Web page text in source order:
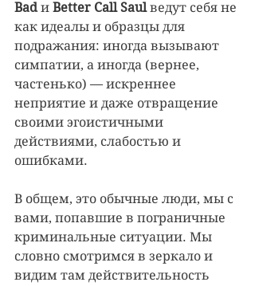
Bad и Better Call Saul ведут себя не
как идеалы и образцы для
подражания: иногда вызывают
симпатии, а иногда (вернее,
частенько) — искреннее
неприятие и даже отвращение
своими эгоистичными
действиями, слабостью и
ошибками.
В общем, это обычные люди, мы с
вами, попавшие в пограничные
криминальные ситуации. Мы
словно смотримся в зеркало и
видим там действительность